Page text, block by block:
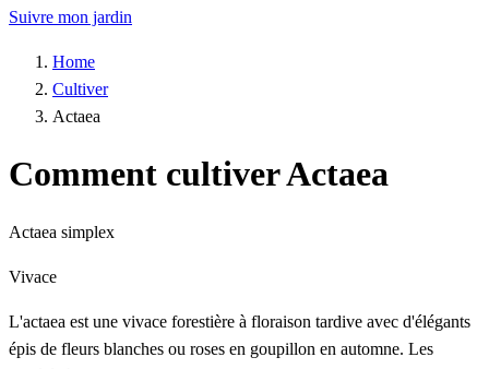
Suivre mon jardin
Home
Cultiver
Actaea
Comment cultiver Actaea
Actaea simplex
Vivace
L'actaea est une vivace forestière à floraison tardive avec d'élégants
épis de fleurs blanches ou roses en goupillon en automne. Les